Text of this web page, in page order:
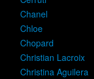
Chanel
Chloe
Chopard
Christian Lacroix
Christina Aguilera